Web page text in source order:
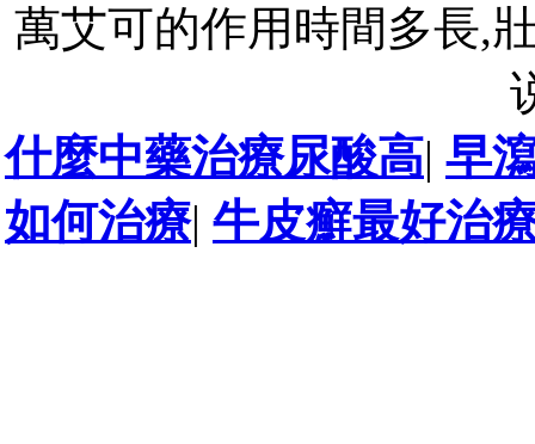
萬艾可的作用時間多長,
什麼中藥治療尿酸高| 早
如何治療| 牛皮癬最好治